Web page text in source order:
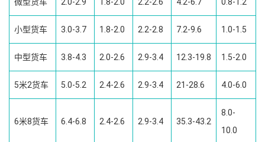
小型货车 3.0-3.7 1.8-2.0 2.2-2.8 7.2-9.6 1.0-1.5
中型货车 3.8-4.3 2.0-2.6 2.9-3.4 12.3-19.8 1.5-2.0
5米2货车 5.0-5.2 2.4-2.6 2.9-3.4 21-28.6 4.0-6.0
6米8货车 6.4-6.8 2.4-2.6 2.9-3.4 35.3-43.2
8.0-
10.0